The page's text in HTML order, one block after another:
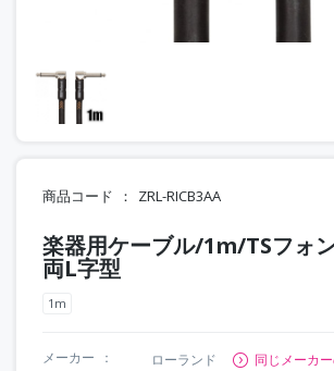
商品コード ZRL-RICB3AA
楽器用ケーブル/1m/TSフォ
両L字型
1m
メーカー ローランド
同じメーカ